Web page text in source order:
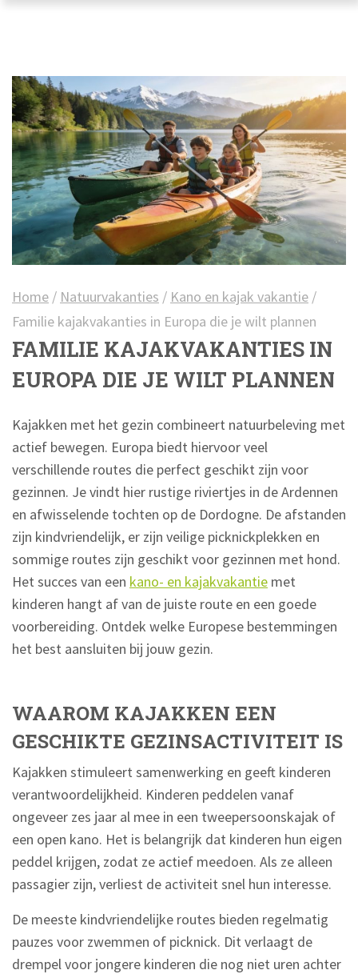
Home / Natuurvakanties / Kano en kajak vakantie /
Familie kajakvakanties in Europa die je wilt plannen
FAMILIE KAJAKVAKANTIES IN
EUROPA DIE JE WILT PLANNEN
Kajakken met het gezin combineert natuurbeleving met
actief bewegen. Europa biedt hiervoor veel
verschillende routes die perfect geschikt zijn voor
gezinnen. Je vindt hier rustige riviertjes in de Ardennen
en afwisselende tochten op de Dordogne. De afstanden
zijn kindvriendelijk, er zijn veilige picknickplekken en
sommige routes zijn geschikt voor gezinnen met hond.
Het succes van een kano- en kajakvakantie met
kinderen hangt af van de juiste route en een goede
voorbereiding. Ontdek welke Europese bestemmingen
het best aansluiten bij jouw gezin.
WAAROM KAJAKKEN EEN
GESCHIKTE GEZINSACTIVITEIT IS
Kajakken stimuleert samenwerking en geeft kinderen
verantwoordelijkheid. Kinderen peddelen vanaf
ongeveer zes jaar al mee in een tweepersoonskajak of
een open kano. Het is belangrijk dat kinderen hun eigen
peddel krijgen, zodat ze actief meedoen. Als ze alleen
passagier zijn, verliest de activiteit snel hun interesse.
De meeste kindvriendelijke routes bieden regelmatig
pauzes voor zwemmen of picknick. Dit verlaagt de
drempel voor jongere kinderen die nog niet uren achter